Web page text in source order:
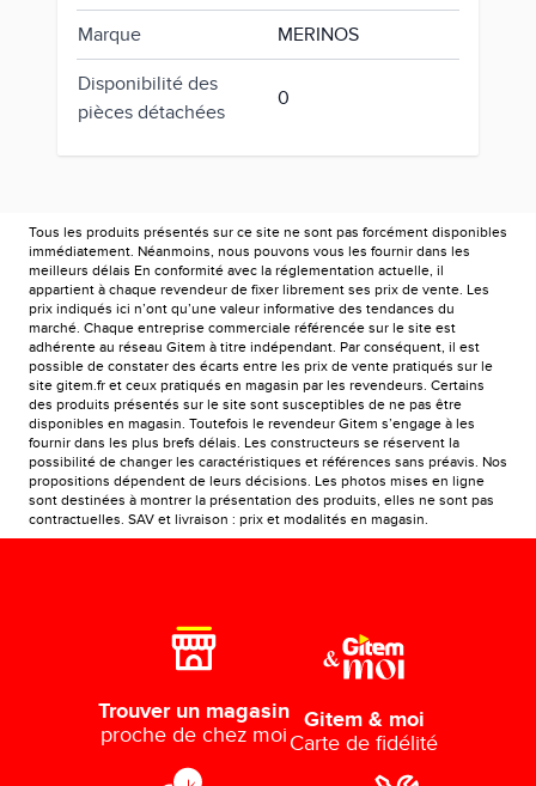
Marque MERINOS
Disponibilité des
pièces détachées
0
Tous les produits présentés sur ce site ne sont pas forcément disponibles
immédiatement. Néanmoins, nous pouvons vous les fournir dans les
meilleurs délais En conformité avec la réglementation actuelle, il
appartient à chaque revendeur de fixer librement ses prix de vente. Les
prix indiqués ici n’ont qu’une valeur informative des tendances du
marché. Chaque entreprise commerciale référencée sur le site est
adhérente au réseau Gitem à titre indépendant. Par conséquent, il est
possible de constater des écarts entre les prix de vente pratiqués sur le
site gitem.fr et ceux pratiqués en magasin par les revendeurs. Certains
des produits présentés sur le site sont susceptibles de ne pas être
disponibles en magasin. Toutefois le revendeur Gitem s’engage à les
fournir dans les plus brefs délais. Les constructeurs se réservent la
possibilité de changer les caractéristiques et références sans préavis. Nos
propositions dépendent de leurs décisions. Les photos mises en ligne
sont destinées à montrer la présentation des produits, elles ne sont pas
contractuelles. SAV et livraison : prix et modalités en magasin.
Trouver un magasin
proche de chez moi
Gitem & moi
Carte de fidélité